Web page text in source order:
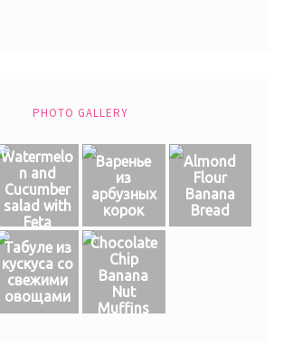
PHOTO GALLERY
Watermelo
n and
Cucumber
salad with
Feta
Варенье
из
арбузных
корок
Almond
Flour
Banana
Bread
Табуле из
кускуса со
свежими
овощами
Chocolate
Chip
Banana
Nut
Muffins